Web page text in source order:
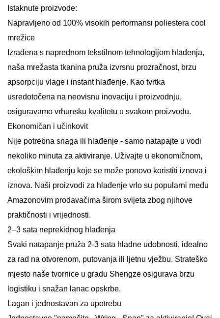
Istaknute proizvode:
Napravljeno od 100% visokih performansi poliestera cool
mrežice
Izrađena s naprednom tekstilnom tehnologijom hlađenja,
naša mrežasta tkanina pruža izvrsnu prozračnost, brzu
apsorpciju vlage i instant hlađenje. Kao tvrtka
usredotočena na neovisnu inovaciju i proizvodnju,
osiguravamo vrhunsku kvalitetu u svakom proizvodu.
Ekonomičan i učinkovit
Nije potrebna snaga ili hlađenje - samo natapajte u vodi
nekoliko minuta za aktiviranje. Uživajte u ekonomičnom,
ekološkim hlađenju koje se može ponovo koristiti iznova i
iznova. Naši proizvodi za hlađenje vrlo su popularni među
Amazonovim prodavačima širom svijeta zbog njihove
praktičnosti i vrijednosti.
2–3 sata neprekidnog hlađenja
Svaki natapanje pruža 2-3 sata hladne udobnosti, idealno
za rad na otvorenom, putovanja ili ljetnu vježbu. Strateško
mjesto naše tvornice u gradu Shengze osigurava brzu
logistiku i snažan lanac opskrbe.
Lagan i jednostavan za upotrebu